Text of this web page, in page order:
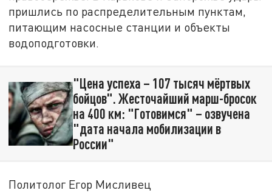
пришлись по распределительным пунктам,
питающим насосные станции и объекты
водоподготовки.
"Цена успеха – 107 тысяч мёртвых
бойцов". Жесточайший марш-бросок
на 400 км: "Готовимся" – озвучена
"дата начала мобилизации в
России"
Политолог Егор Мисливец